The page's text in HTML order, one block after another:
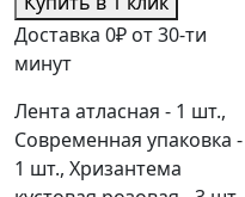
Доставка 0₽ от 30-ти
минут
Лента атласная - 1 шт.,
Современная упаковка -
1 шт., Хризантема